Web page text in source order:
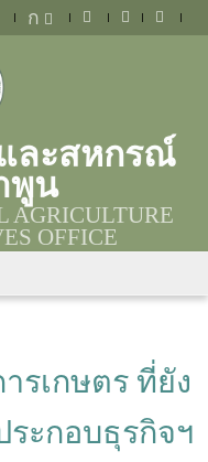
ก
ละสหกรณ์
พูน
AGRICULTURE
OFFICE
รเกษตร ที่ยัง
ะกอบธุรกิจฯ